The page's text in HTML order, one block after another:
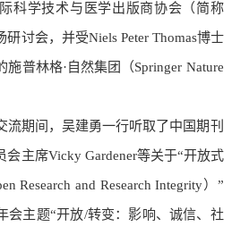
科学技术与医学出版商协会（简称
讨会，并受Niels Peter Thomas博士
普林格·自然集团（Springer Nature
流期间，吴建勇一行听取了中国期刊
会主席Vicky Gardener等关于“开放式
Research and Research Integrity）”
会主题“开放/转变：影响、诚信、社